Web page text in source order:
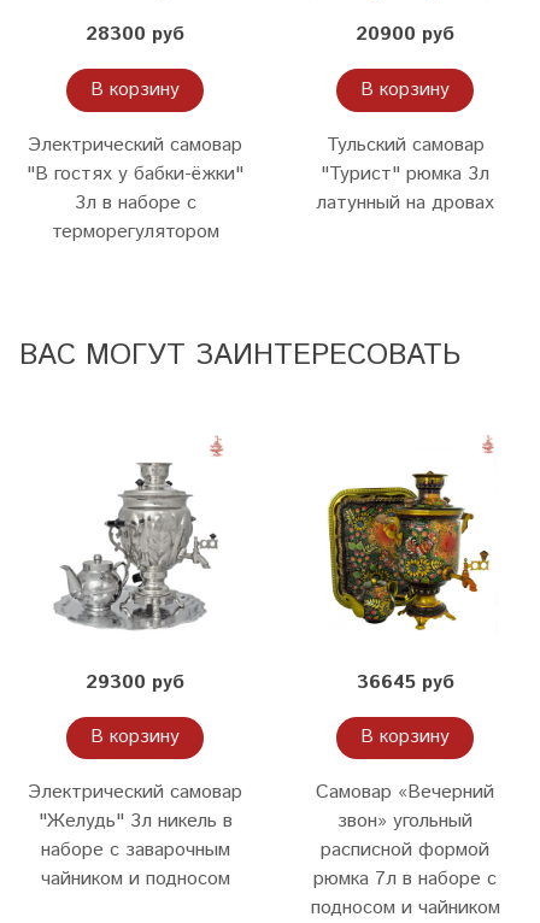
28300 руб
В корзину
Электрический самовар
"В гостях у бабки-ёжки"
3л в наборе с
терморегулятором
20900 руб
В корзину
Тульский самовар
"Турист" рюмка 3л
латунный на дровах
ВАС МОГУТ ЗАИНТЕРЕСОВАТЬ
29300 руб
В корзину
Электрический самовар
"Желудь" 3л никель в
наборе с заварочным
чайником и подносом
36645 руб
В корзину
Самовар «Вечерний
звон» угольный
расписной формой
рюмка 7л в наборе с
подносом и чайником